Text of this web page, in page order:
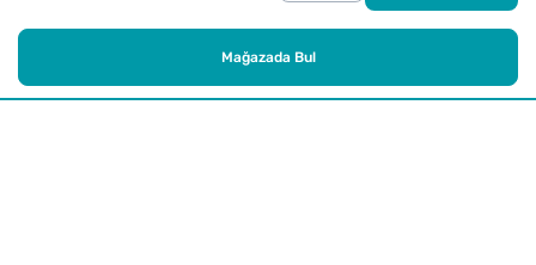
Mağazada Bul